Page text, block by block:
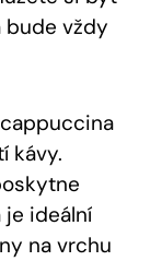
bude vždy
kávy.
je ideální
na vrchu